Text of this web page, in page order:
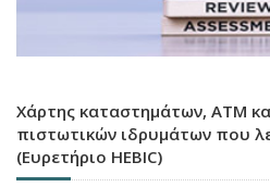
Χάρτης καταστημάτων, ATM
πιστωτικών ιδρυμάτων που
(Ευρετήριο HEBIC)